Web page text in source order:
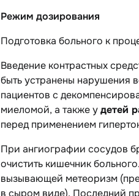
Режим дозирования
Подготовка больного к
Введение контрастных
быть устранены нарушения
пациентов с
миеломой, а также удетей
перед применением
При ангиографии сосудов
очистить кишечник
вызывающей метеоризм
в сыром виде). Последний